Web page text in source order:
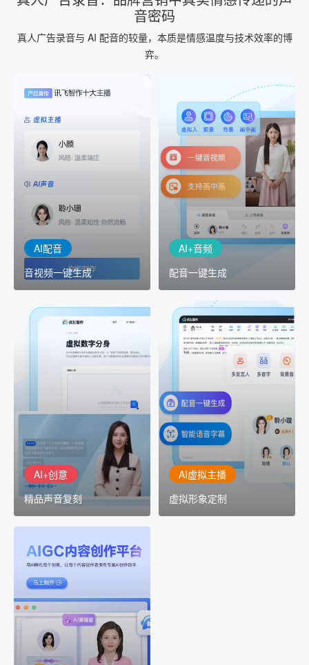
音密码
真人广告录音与 AI 配音的较量，本质是情感温度与技术效率的博
弈。
AI配音
音视频一键生成
AI配音
音视频一键生成
室"中输入文本或录音，一
出
AI+音频
配音一键生成
AI+音频
配音一键生成
AI+音频：基于全球领先的
TTS能力打造的AI音频制作
工具，输入文本、选择发
音人即可一键生成专业音
AI+创意
精品声音复刻
AI+创意
精品声音复刻
AI+创意：AIGC 能力集中
展示窗口，体验 AIGC 给
生活和生产带来的改变
AI虚拟主播
虚拟形象定制
讯飞智作：让每一个内容
创作者高效生产灵活定制
AIGC平台
用AI孵化每个创意
讯飞AIGC平台：让每个创
作者都拥有自己的专注AI
创作助手